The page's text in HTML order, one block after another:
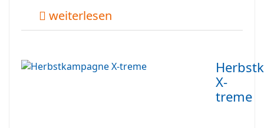
weiterlesen
X-
treme